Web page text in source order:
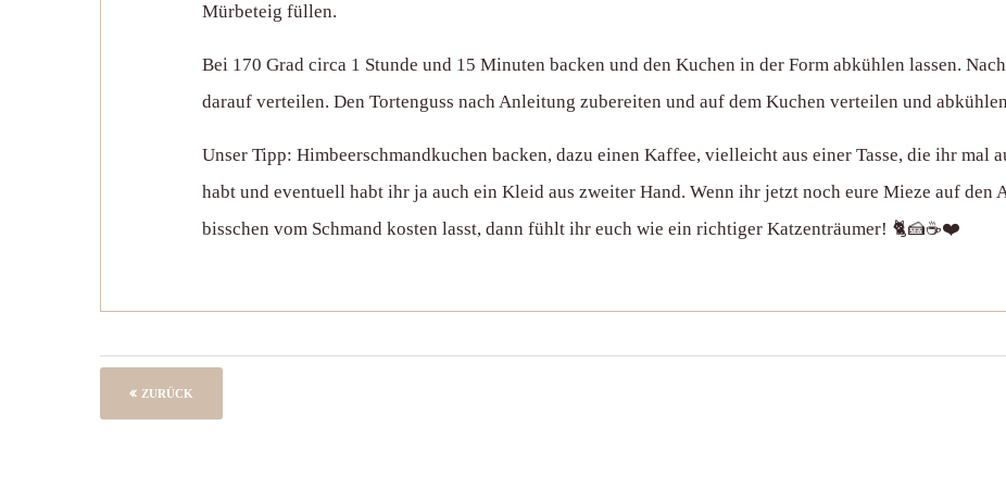
Mürbeteig füllen.
Bei 170 Grad circa 1 Stunde und 15 Minuten backen und den Kuchen in der Form abkühlen lassen.
darauf verteilen. Den Tortenguss nach Anleitung zubereiten und auf dem Kuchen verteilen und
Unser Tipp: Himbeerschmandkuchen backen, dazu einen Kaffee, vielleicht aus einer Tasse, die ihr mal
habt und eventuell habt ihr ja auch ein Kleid aus zweiter Hand. Wenn ihr jetzt noch eure Mieze auf den
bisschen vom Schmand kosten lasst, dann fühlt ihr euch wie ein richtiger Katzenträumer! 🐈🍰☕️❤️
ZURÜCK